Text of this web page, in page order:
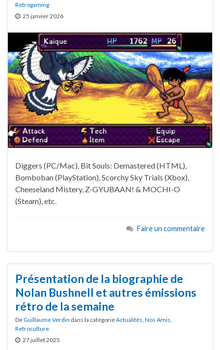
Retrogaming
25 janvier 2026
Diggers (PC/Mac), Bit Souls: Demastered (HTML),
Bomboban (PlayStation), Scorchy Sky Trials (Xbox),
Cheeseland Mistery, Z-GYUBAAN! & MOCHI-O
(Steam), etc.
Faire un commentaire
Présentation de la biographie de
Nolan Bushnell et autres émissions
rétro de la semaine
DeGuillaume Verdin dans la catégorieActualités Nos Amis
Retroculture
27 juillet 2025